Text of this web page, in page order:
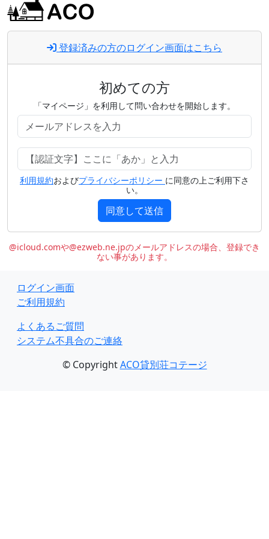
登録済みの方のログイン画面はこちら
初めての方
「マイページ」を利用して問い合わせを開始します。
利用規約およびプライバシーポリシー に同意の上ご利用下さ
い。
同意して送信
@icloud.comや@ezweb.ne.jpのメールアドレスの場合、登録でき
ない事があります。
ログイン画面
ご利用規約
よくあるご質問
システム不具合のご連絡
© CopyrightACO貸別荘コテージ